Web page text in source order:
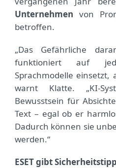
Unternehmen von
betroffen.
„Das Gefährliche
funktioniert auf
Sprachmodelle einsetzt,
warnt Klatte. „KI-
Bewusstsein für
Text – egal ob er
Dadurch können sie
werden.“
ESET gibt